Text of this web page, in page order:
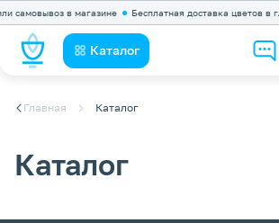
самовывоз в магазине Бесплатная доставка цветов в г.
Каталог
Главная Каталог
Каталог